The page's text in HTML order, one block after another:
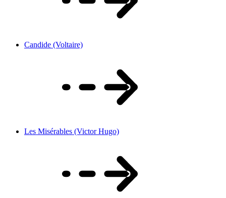
Candide (Voltaire)
Les Misérables (Victor Hugo)